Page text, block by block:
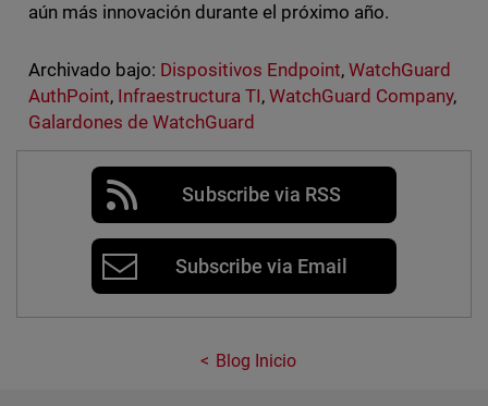
aún más innovación durante el próximo año.
Archivado bajo: Dispositivos Endpoint,WatchGuard
AuthPoint, Infraestructura TI,WatchGuard Company,
Galardones de WatchGuard
Subscribe via RSS
Subscribe via Email
Blog Inicio